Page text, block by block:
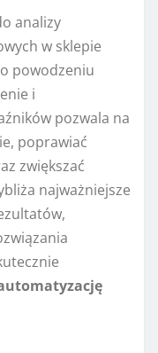
analizy
w sklepie
powodzeniu
i
pozwala na
poprawiać
zwiększać
najważniejsze